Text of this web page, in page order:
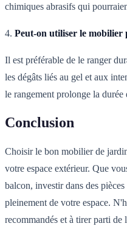
chimiques abrasifs qui
4. Peut-on utiliser le mobilier
Il est préférable de le ranger
les dégâts liés au gel et aux
le rangement prolonge la durée
Conclusion
Choisir le bon mobilier de
votre espace extérieur. Que
balcon, investir dans des
pleinement de votre espace.
recommandés et à tirer parti